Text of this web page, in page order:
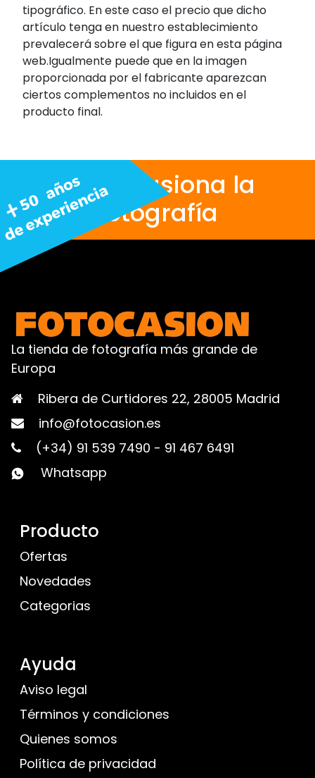
tipográfico. En este caso el precio que dicho
artículo tenga en nuestro establecimiento
prevalecerá sobre el que figura en esta página
web.Igualmente puede que en la imagen
proporcionada por el fabricante aparezcan
ciertos complementos no incluidos en el
producto final.
Nos apasiona la
fotografía
La tienda de fotografía más grande de
Europa
Ribera de Curtidores 22, 28005 Madrid
info@fotocasion.es
(+34) 91 539 7490 - 91 467 6491
Whatsapp
Producto
Ofertas
Novedades
Categorias
Ayuda
Aviso legal
Términos y condiciones
Quienes somos
Política de privacidad